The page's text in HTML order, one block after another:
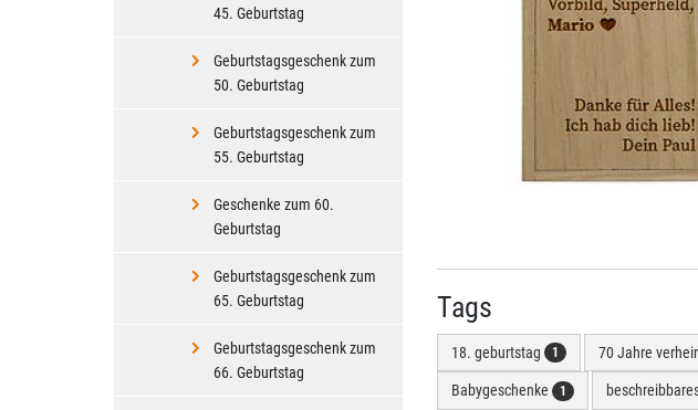
Tags
18. geburtstag 1 70 Jahre
Babygeschenke 1
45. Geburtstag
Geburtstagsgeschenk zum
50. Geburtstag
Geburtstagsgeschenk zum
55. Geburtstag
Geschenke zum 60.
Geburtstag
Geburtstagsgeschenk zum
65. Geburtstag
Geburtstagsgeschenk zum
66. Geburtstag